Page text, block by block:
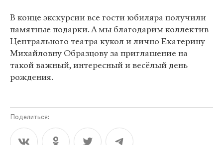
В конце экскурсии все гости юбиляра получили
памятные подарки. А мы благодарим коллектив
Центрального театра кукол и лично Екатерину
Михайловну Образцову за приглашение на
такой важный, интересный и весёлый день
рождения.
Поделиться: